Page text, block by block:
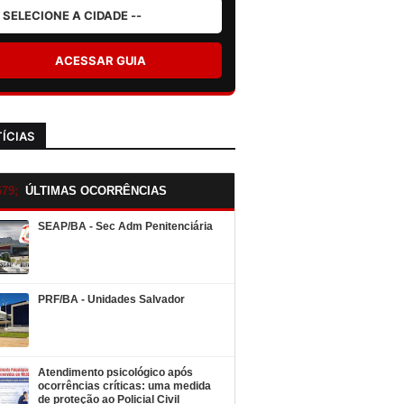
ACESSAR GUIA
ÚLTIMAS OCORRÊNCIAS
SEAP/BA - Sec Adm Penitenciária
PRF/BA - Unidades Salvador
Atendimento psicológico após
ocorrências críticas: uma medida
de proteção ao Policial Civil